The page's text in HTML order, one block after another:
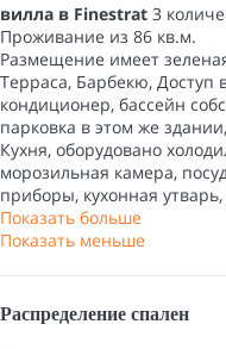
вилла в Finestrat 3
Проживание из 86 кв.м.
Размещение имеет
Терраса, Барбекю, Доступ
кондиционер, бассейн
парковка в этом же
Кухня, оборудовано
морозильная камера,
приборы, кухонная
Показать больше
Показать меньше
Распределение спален